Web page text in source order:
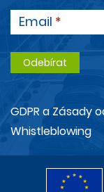
Email
GDPR a Zásady
Whistleblowing